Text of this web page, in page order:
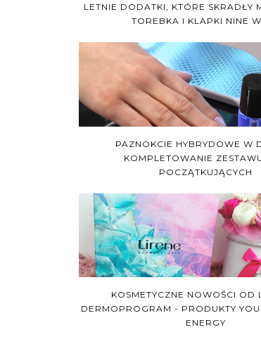
LETNIE DODATKI, KTÓRE SKRADŁY
TOREBKA I KLAPKI NINE
PAZNOKCIE HYBRYDOWE W
KOMPLETOWANIE
POCZĄTKUJĄCYCH
KOSMETYCZNE NOWOŚCI OD
DERMOPROGRAM - PRODUKTY
ENERGY